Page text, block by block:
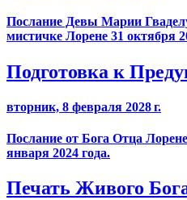
Послание Девы Марии
мистичке Лорене 31 октября
Подготовка к
вторник, 8 февраля 2028 г.
Послание от Бога Отца
января 2024 года.
Печать Живого